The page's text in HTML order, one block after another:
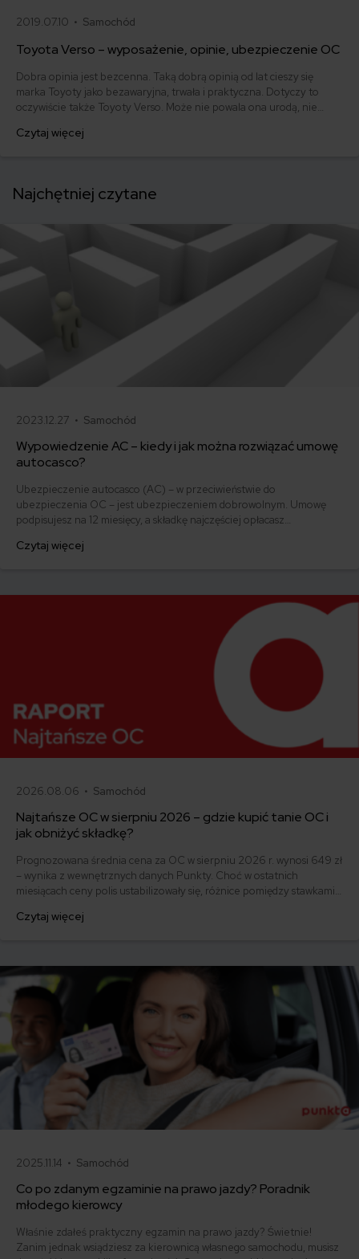
2019.07.10 • Samochód
Toyota Verso – wyposażenie, opinie, ubezpieczenie OC
Dobra opinia jest bezcenna. Taką dobrą opinią od lat cieszy się
marka Toyoty jako bezawaryjna, trwała i praktyczna. Dotyczy to
oczywiście także Toyoty Verso. Może nie powala ona urodą, nie
poczucie bezpieczeństwa. Nie traci też na wartości. Z tymi
Czytaj więcej
Najchętniej czytane
2023.12.27 • Samochód
Wypowiedzenie AC – kiedy i jak można rozwiązać umowę
autocasco?
Ubezpieczenie autocasco (AC) – w przeciwieństwie do
ubezpieczenia OC – jest ubezpieczeniem dobrowolnym. Umowę
podpisujesz na 12 miesięcy, a składkę najczęściej opłacasz
ofertę lub zdecydowałeś się sprzedać samochód w trakcie trwania
Czytaj więcej
2026.08.06 • Samochód
Najtańsze OC w sierpniu 2026 – gdzie kupić tanie OC i
jak obniżyć składkę?
Prognozowana średnia cena za OC w sierpniu 2026 r. wynosi 649 zł
– wynika z wewnętrznych danych Punkty. Choć w ostatnich
miesiącach ceny polis ustabilizowały się, różnice pomiędzy stawkami
500 zł, inni – powyżej 1500 zł. Gdzie znaleźć najtańsze OC w Polsce
Czytaj więcej
2025.11.14 • Samochód
Co po zdanym egzaminie na prawo jazdy? Poradnik
młodego kierowcy
Właśnie zdałeś praktyczny egzamin na prawo jazdy? Świetnie!
Zanim jednak wsiądziesz za kierownicą własnego samochodu, musisz